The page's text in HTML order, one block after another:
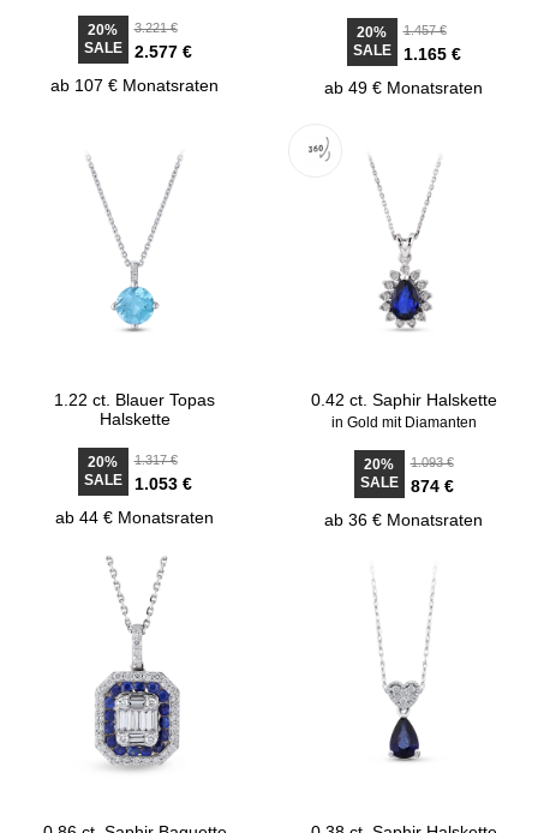
20%
SALE
3.221 €
2.577 €
ab 107 € Monatsraten
20%
SALE
1.457 €
1.165 €
ab 49 € Monatsraten
1.22 ct. Blauer Topas
Halskette
20%
SALE
1.317 €
1.053 €
ab 44 € Monatsraten
0.42 ct. Saphir Halskette
in Gold mit Diamanten
20%
SALE
1.093 €
874 €
ab 36 € Monatsraten